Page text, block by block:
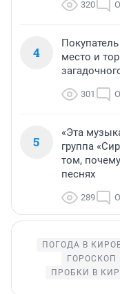
320
4
место и
301
5
«Эта
группа
том,
песнях
289
ПОГОДА В
ГОРОСКОП
ПРОБКИ В